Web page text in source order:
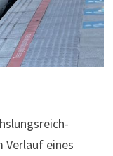
Verlauf eines